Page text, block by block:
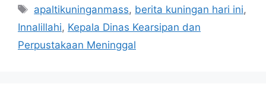
Tag
apaltikuninganmass, berita kuningan hari ini,
Innalillahi, Kepala Dinas Kearsipan dan
Perpustakaan Meninggal